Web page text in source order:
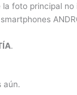
foto principal no
.
aún.